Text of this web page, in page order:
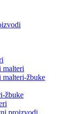
malteri
malteri-žbuke
žbuke
proizvodi